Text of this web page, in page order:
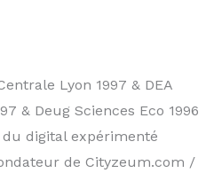
Lyon 1997 & DEA
& Deug Sciences Eco 1996
digital expérimenté
de Cityzeum.com /